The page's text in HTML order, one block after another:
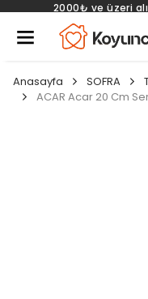
KARGO BEDAVA!
Anasayfa SOFRA
ACAR Acar 20 Cm